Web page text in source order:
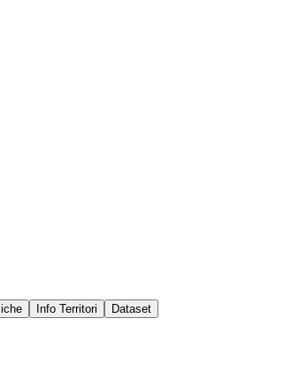
Info Territori Dataset